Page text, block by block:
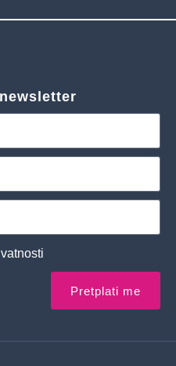
Pretplati me